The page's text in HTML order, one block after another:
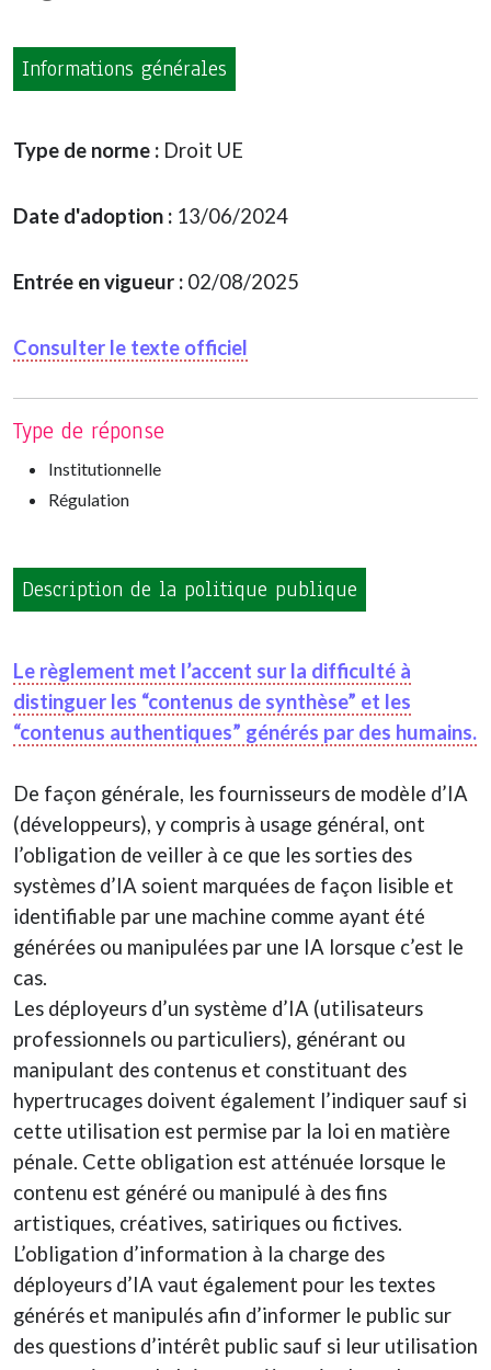
Informations générales
Type de norme : Droit UE
Date d'adoption : 13/06/2024
Entrée en vigueur : 02/08/2025
Consulter le texte officiel
Type de réponse
Institutionnelle
Régulation
Description de la politique publique
Le règlement met l’accent sur la difficulté à
distinguer les “contenus de synthèse” et les
“contenus authentiques” générés par des humains.
De façon générale, les fournisseurs de modèle d’IA
(développeurs), y compris à usage général, ont
l’obligation de veiller à ce que les sorties des
systèmes d’IA soient marquées de façon lisible et
identifiable par une machine comme ayant été
générées ou manipulées par une IA lorsque c’est le
cas.
Les déployeurs d’un système d’IA (utilisateurs
professionnels ou particuliers), générant ou
manipulant des contenus et constituant des
hypertrucages doivent également l’indiquer sauf si
cette utilisation est permise par la loi en matière
pénale. Cette obligation est atténuée lorsque le
contenu est généré ou manipulé à des fins
artistiques, créatives, satiriques ou fictives.
L’obligation d’information à la charge des
déployeurs d’IA vaut également pour les textes
générés et manipulés afin d’informer le public sur
des questions d’intérêt public sauf si leur utilisation